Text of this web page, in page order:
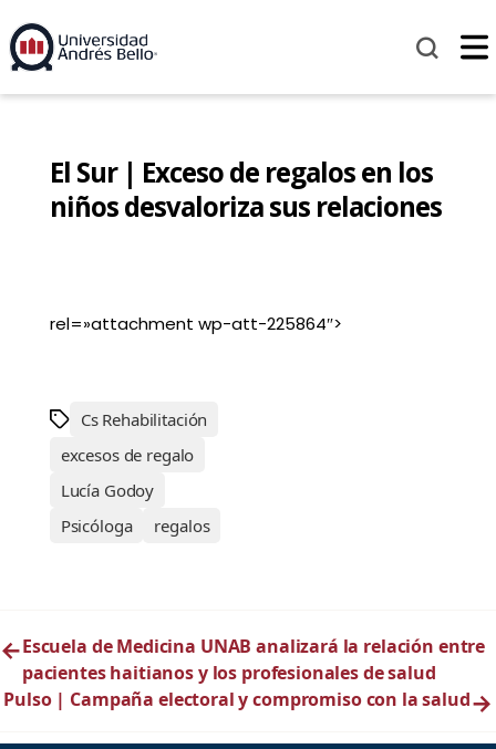
El Sur | Exceso de regalos en los
niños desvaloriza sus relaciones
rel=»attachment wp-att-225864″>
Cs Rehabilitación
excesos de regalo
Lucía Godoy
Psicóloga
regalos
←Escuela de Medicina UNAB analizará la relación entre
pacientes haitianos y los profesionales de salud
Pulso | Campaña electoral y compromiso con la salud→